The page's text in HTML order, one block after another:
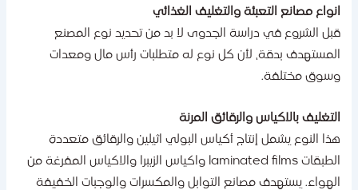
مصانع التعبئة والتغليف الغذائي
الشروع في دراسة الجدوى لا بد من تحديد نوع المصنع
بدقة، لأن كل نوع له متطلبات رأس مال ومعدات
مختلفة.
بالاكياس والرقائق المرنة
النوع يشمل إنتاج أكياس البولي اثيلين والرقائق متعددة
الطبقات laminated films واكياس الزيبرا والاكياس المفرغة من
يستهدف مصانع التوابل والمكسرات والوجبات الخفيفة